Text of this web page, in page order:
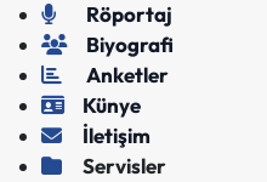
Röportaj
Biyografi
Anketler
Künye
İletişim
Servisler